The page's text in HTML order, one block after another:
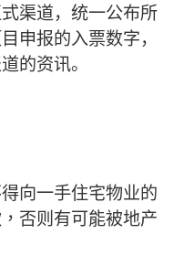
渠道，统一公布所
申报的入票数字，
的资讯。
向一手住宅物业的
否则有可能被地产